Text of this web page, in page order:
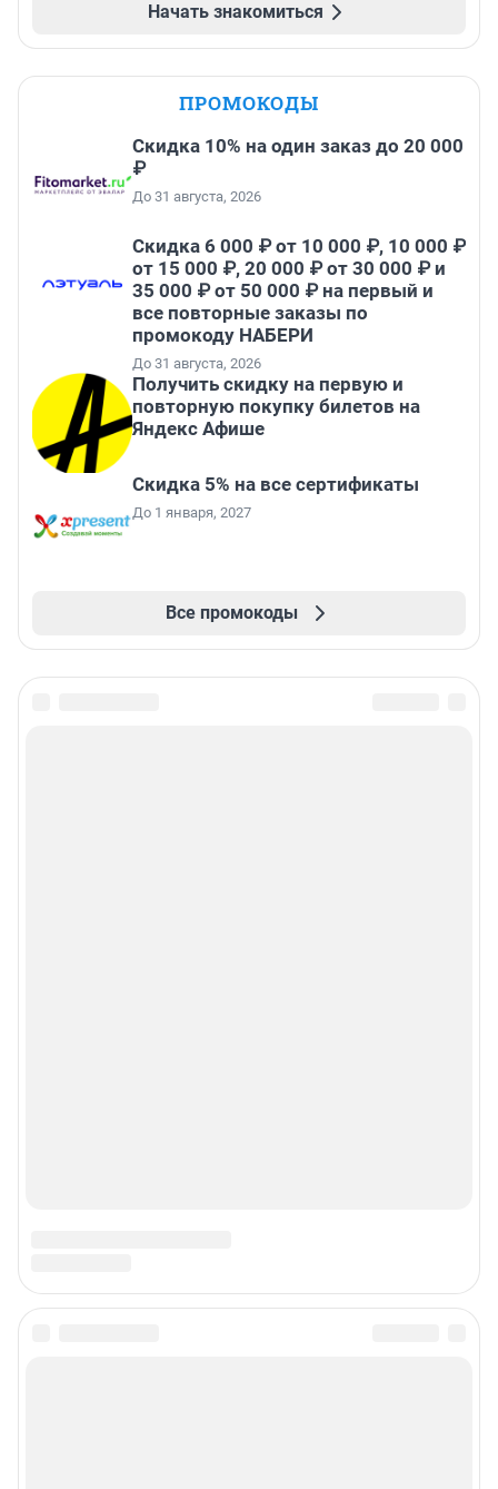
Начать знакомиться
ПРОМОКОДЫ
Скидка 10% на один заказ до 20 000
₽
До 31 августа, 2026
Скидка 6 000 ₽ от 10 000 ₽, 10 000 ₽
от 15 000 ₽, 20 000 ₽ от 30 000 ₽ и
35 000 ₽ от 50 000 ₽ на первый и
все повторные заказы по
промокоду НАБЕРИ
До 31 августа, 2026
Получить скидку на первую и
повторную покупку билетов на
Яндекс Афише
Скидка 5% на все сертификаты
До 1 января, 2027
Все промокоды